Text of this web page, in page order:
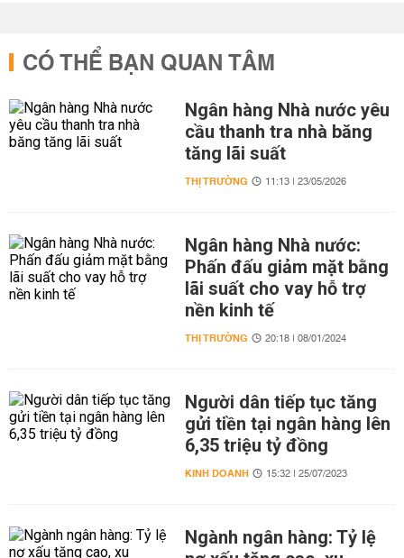
CÓ THỂ BẠN QUAN TÂM
Ngân hàng Nhà nước yêu
cầu thanh tra nhà băng
tăng lãi suất
THỊ TRƯỜNG 11:13 | 23/05/2026
Ngân hàng Nhà nước:
Phấn đấu giảm mặt bằng
lãi suất cho vay hỗ trợ
nền kinh tế
THỊ TRƯỜNG 20:18 | 08/01/2024
Người dân tiếp tục tăng
gửi tiền tại ngân hàng lên
6,35 triệu tỷ đồng
KINH DOANH 15:32 | 25/07/2023
Ngành ngân hàng: Tỷ lệ